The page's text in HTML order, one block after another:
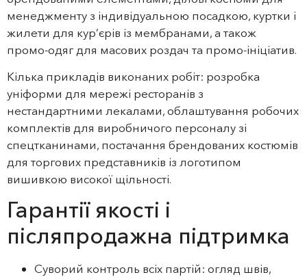
менеджменту з індивідуальною посадкою, куртки і
жилети для кур’єрів із мембранами, а також
промо‑одяг для масових роздач та промо‑ініціатив.
Кілька прикладів виконаних робіт: розробка
уніформи для мережі ресторанів з
нестандартними лекалами, облаштування робочих
комплектів для виробничого персоналу зі
спецтканинами, постачання брендованих костюмів
для торгових представників із логотипом
вишивкою високої щільності.
Гарантії якості і
післяпродажна підтримка
Суворий контроль всіх партій: огляд швів,